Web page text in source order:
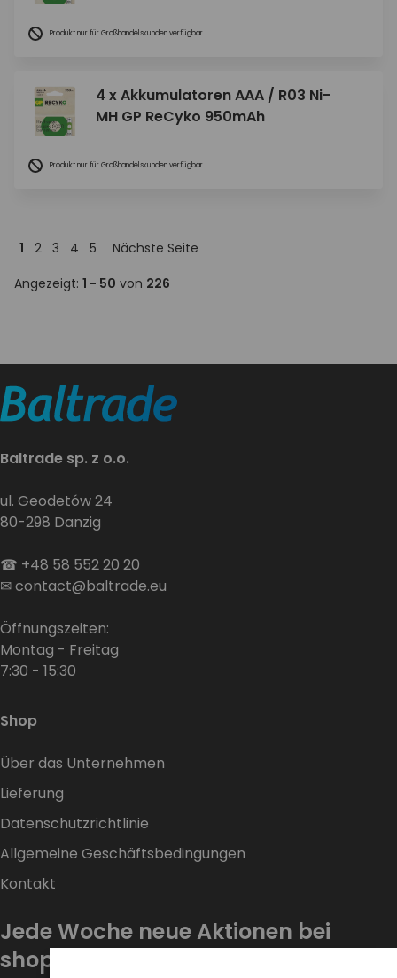
Produkt nur für Großhandelskunden verfügbar
4 x Akkumulatoren AAA / R03 Ni-
MH GP ReCyko 950mAh
Produkt nur für Großhandelskunden verfügbar
Angezeigt: 1 - 50 von 226
1 2 3 4 5 Nächste Seite
Baltrade sp. z o.o.
ul. Geodetów 24
80-298 Danzig
☎ +48 58 552 20 20
✉contact@baltrade.eu
Öffnungszeiten:
Montag - Freitag
7:30 - 15:30
Shop
Über das Unternehmen
Lieferung
Datenschutzrichtlinie
Allgemeine Geschäftsbedingungen
Kontakt
Jede Woche neue Aktionen bei
shop.baltrade.eu!